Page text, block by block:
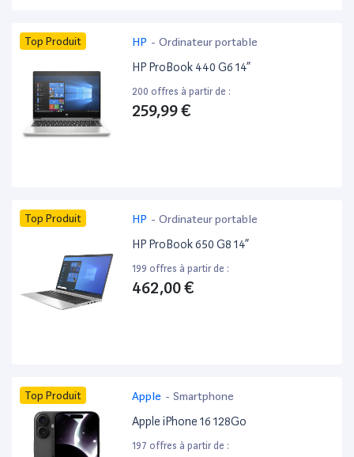
Top Produit HP - Ordinateur portable
HP ProBook 440 G6 14”
200 offres à partir de :
259,99 €
Top Produit HP - Ordinateur portable
HP ProBook 650 G8 14”
199 offres à partir de :
462,00 €
Top Produit Apple - Smartphone
Apple iPhone 16 128Go
197 offres à partir de :